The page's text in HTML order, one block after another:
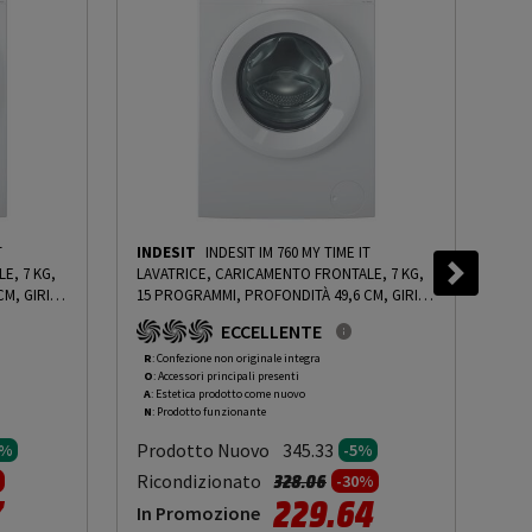
7 KG,
GIRI
ROCN
da
INDESIT INDESIT IM 760 MY TIME IT
LAVATRICE, CARICAMENTO FRONTALE, 7 KG,
15 PROGRAMMI, PROFONDITÀ 49,6 CM, GIRI
1000 RPM, BIANCO, LIVELLO RUMOROSITÀ
CENTRIFUGA 72 DB(A), CLASSE A - PRMG
GRADING ROAN - 5%-PRMG GRADING ROAN -
5%
ECCELLENTE
R: Confezione non originale integra
O: Accessori principali presenti
A: Estetica prodotto come nuovo
N: Prodotto funzionante
Prodotto Nuovo 345.33 -5%
Ricondizionato Prezzo ridotto da
328.06a-30%
In Promozione 229.64